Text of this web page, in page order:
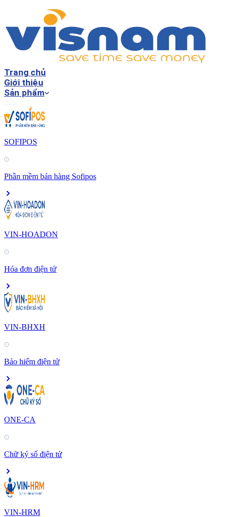
Trang chủ
Giới thiệu
Sản phẩm
SOFIPOS
Phần mềm bán hàng Sofipos
VIN-HOADON
Hóa đơn điện tử
VIN-BHXH
Bảo hiểm điện tử
ONE-CA
Chữ ký số điện tử
VIN-HRM